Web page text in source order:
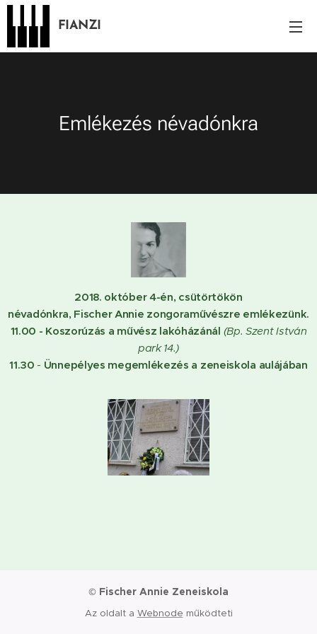
FIANZI
Emlékezés névadónkra
2018. október 4-én, csütörtökön
névadónkra, Fischer Annie zongoraművészre emlékezünk.
11.00 - Koszorúzás a művész lakóházánál (Bp. Szent István
park 14.)
11.30 - Ünnepélyes megemlékezés a zeneiskola aulájában
© Fischer Annie Zeneiskola
Az oldalt a Webnode működteti